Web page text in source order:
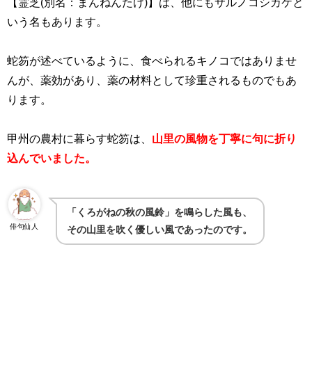
いう名もあります。
蛇笏が述べているように、食べられるキノコではありませ
んが、薬効があり、薬の材料として珍重されるものでもあ
ります。
甲州の農村に暮らす蛇笏は、 山里の風物を丁寧に句に折り
込んでいました。
俳句仙人
「くろがねの秋の風鈴」を鳴らした風も、
その山里を吹く優しい風であったのです。